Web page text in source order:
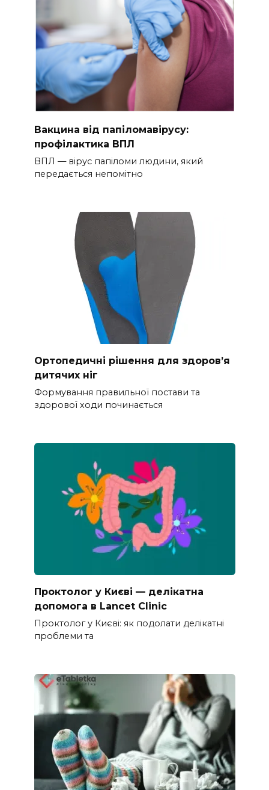
Вакцина від папіломавірусу:
профілактика ВПЛ
ВПЛ — вірус папіломи людини, який
передається непомітно
Ортопедичні рішення для здоров’я
дитячих ніг
Формування правильної постави та
здорової ходи починається
Проктолог у Києві — делікатна
допомога в Lancet Clinic
Проктолог у Києві: як подолати делікатні
проблеми та